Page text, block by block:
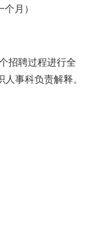
月）
招聘过程进行全
事科负责解释。